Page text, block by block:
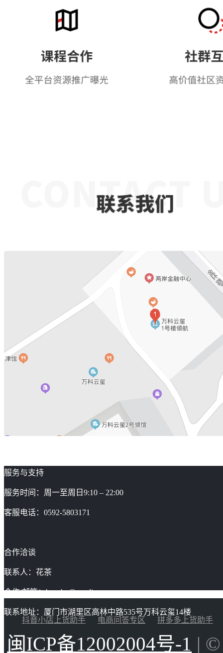
服务与支持
服务时间：周一至周日9:10 – 22:00
客服电话：0592-5803171
合作洽谈
联系人：花茶
合作/邮箱：huacha@gaoding.com
联系地址：厦门市湖里区高林中路535号万科云玺14楼
抖音小店上货助手
电商问答专区 拼多多上货助手
闽ICP备12002004号-1 |